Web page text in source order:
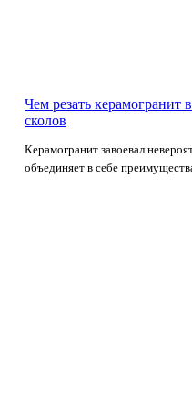
Чем резать керамогранит
сколов
Керамогранит завоевал
объединяет в себе